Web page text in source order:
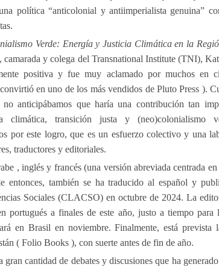
política “anticolonial y antiimperialista genuina”
Verde: Energía y Justicia Climática en la
camarada y colega del Transnational Institute (TNI),
positiva y fue muy aclamado por muchos en
en uno de los más vendidos de Pluto Press ).
anticipábamos que haría una contribución tan
climática, transición justa y (neo)colonialismo
por este logro, que es un esfuerzo colectivo y una
traductores y editoriales.
, inglés y francés (una versión abreviada centrada
entonces, también se ha traducido al español y
Sociales (CLACSO) en octubre de 2024. La
portugués a finales de este año, justo a tiempo
en Brasil en noviembre. Finalmente, está prevista
( Folio Books ), con suerte antes de fin de año.
cantidad de debates y discusiones que ha